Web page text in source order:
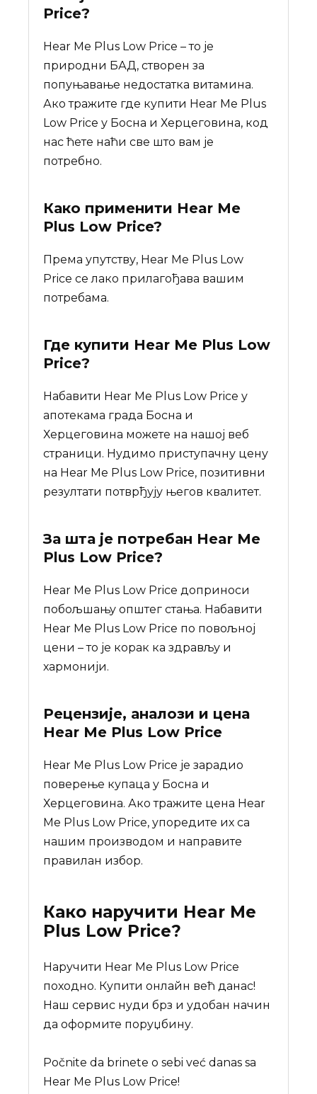
Price?
Hear Me Plus Low Price – то је
природни БАД, створен за
попуњавање недостатка витамина.
Ако тражите где купити Hear Me Plus
Low Price у Босна и Херцеговина, код
нас ћете наћи све што вам је
потребно.
Како применити Hear Me
Plus Low Price?
Према упутству, Hear Me Plus Low
Price се лако прилагођава вашим
потребама.
Где купити Hear Me Plus Low
Price?
Набавити Hear Me Plus Low Price у
апотекама града Босна и
Херцеговина можете на нашој веб
страници. Нудимо приступачну цену
на Hear Me Plus Low Price, позитивни
резултати потврђују његов квалитет.
За шта је потребан Hear Me
Plus Low Price?
Hear Me Plus Low Price доприноси
побољшању општег стања. Набавити
Hear Me Plus Low Price по повољној
цени – то је корак ка здрављу и
хармонији.
Рецензије, аналози и цена
Hear Me Plus Low Price
Hear Me Plus Low Price је зарадио
поверење купаца у Босна и
Херцеговина. Ако тражите цена Hear
Me Plus Low Price, упоредите их са
нашим производом и направите
правилан избор.
Како наручити Hear Me
Plus Low Price?
Наручити Hear Me Plus Low Price
походно. Купити онлайн већ данас!
Наш сервис нуди брз и удобан начин
да оформите поруџбину.
Počnite da brinete o sebi već danas sa
Hear Me Plus Low Price!